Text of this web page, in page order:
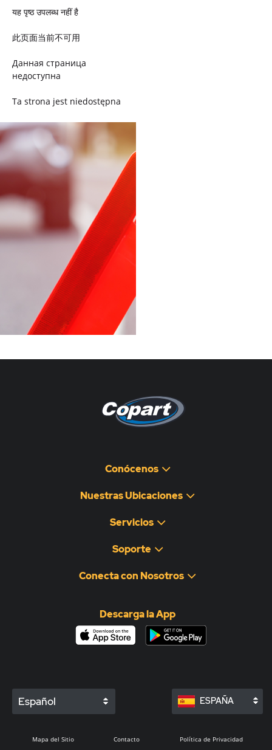
यह पृष्ठ उपलब्ध नहीं है
此页面当前不可用
Данная страница
недоступна
Ta strona jest niedostępna
Trang này không có
Esta página não está
disponível
このページは現在利用できま
せん
Pagina non disponibile
هذه الصفحة غير متوفرة
Conócenos
Nuestras Ubicaciones
Servicios
Soporte
Conecta con Nosotros
Descarga la App
Español ESPAÑA
Mapa del Sitio Contacto Política de Privacidad